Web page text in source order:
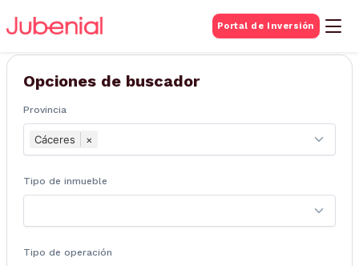
Portal de Inversión
BUSQUEDA DE
Inmuebles
Opciones de buscador
Provincia
Cáceres ×
Tipo de inmueble
Tipo de operación